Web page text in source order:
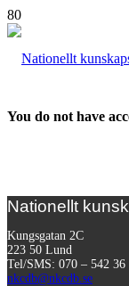
You do not have
Nationellt
Kungsgatan 2C
223 50 Lund
Tel/SMS: 070 – 542 36
nkcdb@nkcdb.se